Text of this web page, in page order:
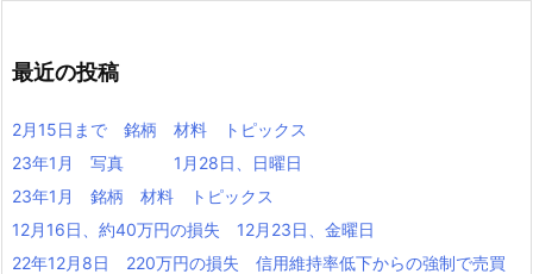
最近の投稿
2月15日まで 銘柄 材料 トピックス
23年1月 写真 1月28日、日曜日
23年1月 銘柄 材料 トピックス
12月16日、約40万円の損失 12月23日、金曜日
22年12月8日 220万円の損失 信用維持率低下からの強制で売買